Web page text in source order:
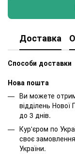
Доставка
Способи доставки
Нова пошта
Ви можете
відділень
до 3 днів.
Кур'єром по
своє
України.